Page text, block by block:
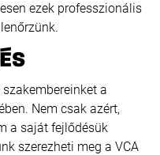
ezek professzionális
a
Nem csak azért,
a saját fejlődésük
szerezheti meg a VCA